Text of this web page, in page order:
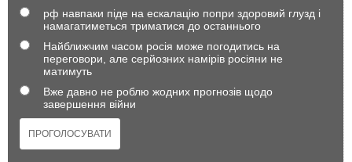
рф навпаки піде на ескалацію попри здоровий глузд і
намагатиметься триматися до останнього
Найближчим часом росія може погодитись на
переговори, але серйозних намірів росіяни не
матимуть
Вже давно не роблю жодних прогнозів щодо
завершення війни